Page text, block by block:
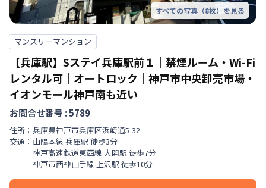
すべての写真（8枚）を見る
マンスリーマンション
【兵庫駅】Sステイ兵庫駅前１｜禁煙ルーム・Wi-Fi
レンタル可｜オートロック｜神戸市中央卸売市場・
イオンモール神戸南も近い
お問合せ番号 :5789
住所： 兵庫県神戸市兵庫区浜崎通5-32
交通： 山陽本線 兵庫駅 徒歩3分
神戸高速鉄道東西線 大開駅 徒歩7分
神戸市西神山手線 上沢駅 徒歩10分